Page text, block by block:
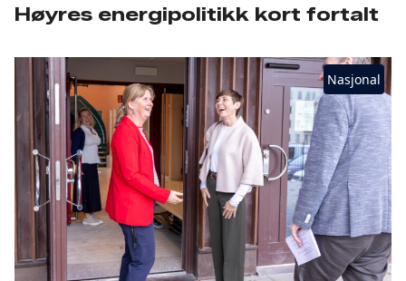
Høyres energipolitikk kort fortalt
Nasjonal